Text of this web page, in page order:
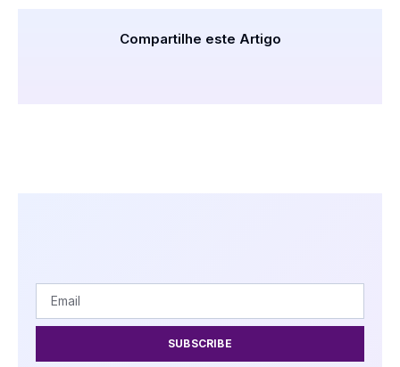
Compartilhe este Artigo
SUBSCRIBE